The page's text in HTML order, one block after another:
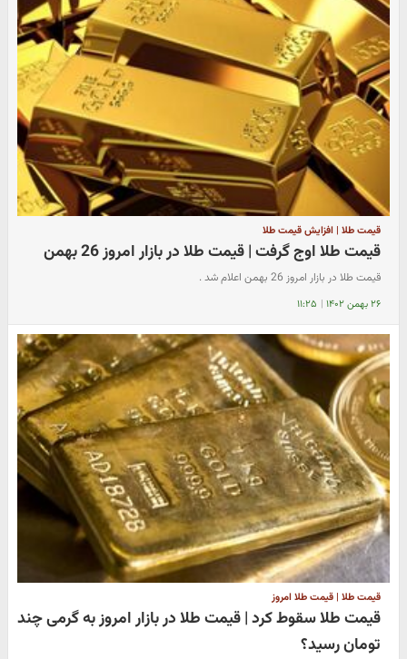
قیمت طلا | افزایش قیمت طلا
قیمت طلا اوج گرفت | قیمت طلا در بازار امروز 26 بهمن
قیمت طلا در بازار امروز 26 بهمن اعلام شد .
۲۶ بهمن ۱۴۰۲ | ۱۱:۲۵
قیمت طلا | قیمت طلا امروز
قیمت طلا سقوط کرد | قیمت طلا در بازار امروز به گرمی چند
تومان رسید؟